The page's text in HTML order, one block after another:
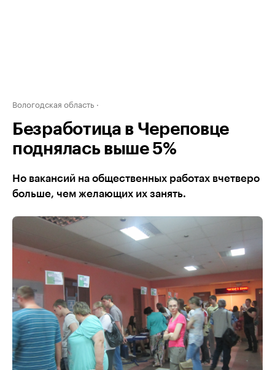
Вологодская область
Безработица в Череповце
поднялась выше 5%
Но вакансий на общественных работах вчетверо
больше, чем желающих их занять.